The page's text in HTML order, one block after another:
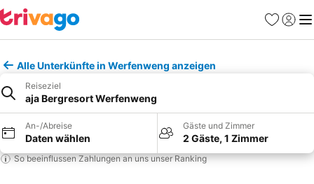
Favoriten
Alle Unterkünfte in Werfenweng anzeigen
Reiseziel
aja Bergresort Werfenweng
An-/Abreise
Daten wählen
Gäste und Zimmer
2 Gäste, 1 Zimmer
So beeinflussen Zahlungen an uns unser Ranking